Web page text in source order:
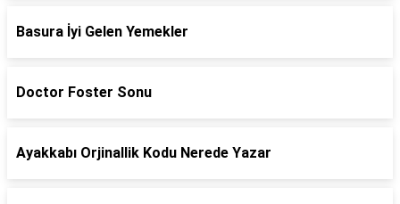
Basura İyi Gelen Yemekler
Doctor Foster Sonu
Ayakkabı Orjinallik Kodu Nerede Yazar